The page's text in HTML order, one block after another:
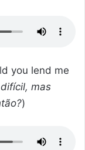
you lend me
mas
)